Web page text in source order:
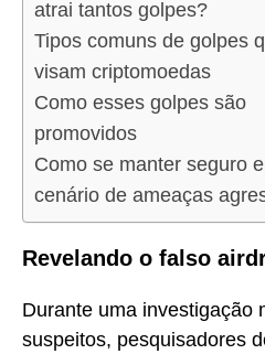
atrai tantos golpes?
Tipos comuns de golpes
visam criptomoedas
Como esses golpes são
promovidos
Como se manter seguro
cenário de ameaças
Revelando o falso
Durante uma investigação
suspeitos, pesquisadores